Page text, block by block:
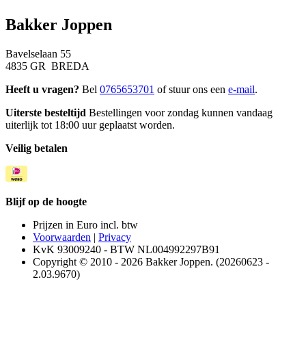
Bakker Joppen
Bavelselaan 55
4835 GR BREDA
Heeft u vragen? Bel 0765653701 of stuur ons een e-mail.
Uiterste besteltijd Bestellingen voor zondag kunnen vandaag
uiterlijk tot 18:00 uur geplaatst worden.
Veilig betalen
Blijf op de hoogte
Prijzen in Euro incl. btw
Voorwaarden | Privacy
KvK 93009240 - BTW NL004992297B91
Copyright © 2010 - 2026 Bakker Joppen. (20260623 -
2.03.9670)